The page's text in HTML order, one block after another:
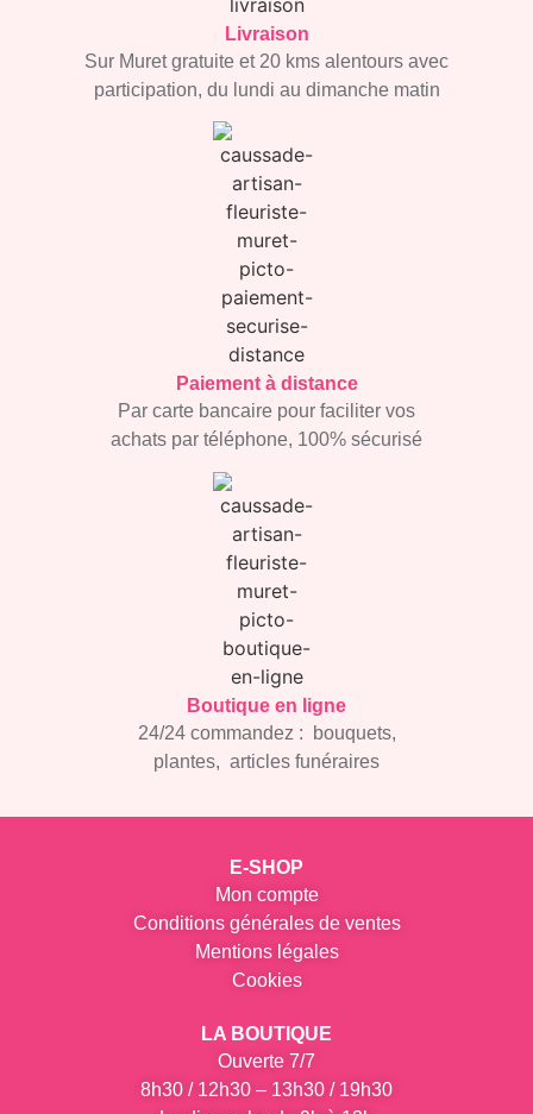
Livraison
Sur Muret gratuite et 20 kms alentours avec
participation, du lundi au dimanche matin
Paiement à distance
Par carte bancaire pour faciliter vos
achats par téléphone, 100% sécurisé
Boutique en ligne
24/24 commandez :
bouquets,
plantes, articles funéraires
E-SHOP
Mon compte
Conditions générales de ventes
Mentions légales
Cookies
LA BOUTIQUE
Ouverte 7/7
8h30 / 12h30 – 13h30 / 19h30